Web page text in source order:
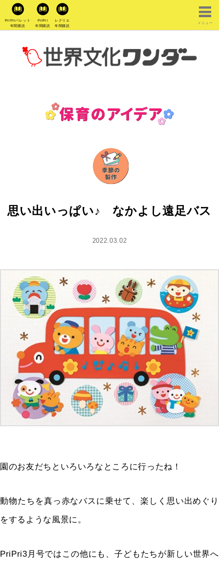
PriPriパレット
年間購読
PriPri
年間購読
レクリエ
年間購読
メニュー
思い出いっぱい♪ なかよし遠足バス
2022.03.02
園のお友だちといろいろなところに行ったね！
動物たちを真っ赤なバスに乗せて、楽しく思い出めぐり
をするような風景に。
PriPri3 月号ではこの他にも、子どもたちが新しい世界へ